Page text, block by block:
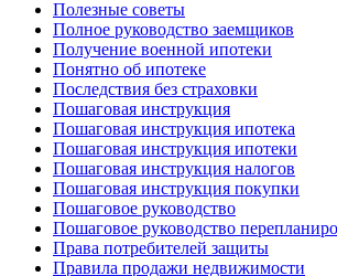
Полезные советы
Полное руководство заемщиков
Получение военной ипотеки
Понятно об ипотеке
Последствия без страховки
Пошаговая инструкция
Пошаговая инструкция ипотека
Пошаговая инструкция ипотеки
Пошаговая инструкция налогов
Пошаговая инструкция покупки
Пошаговое руководство
Пошаговое руководство
Права потребителей защиты
Правила продажи недвижимости